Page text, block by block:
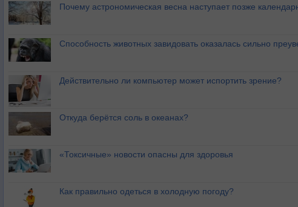
Почему астрономическая весна наступает позже
Способность животных завидовать оказалась сильно
Действительно ли компьютер может испортить зрение?
Откуда берётся соль в океанах?
«Токсичные» новости опасны для здоровья
Как правильно одеться в холодную погоду?